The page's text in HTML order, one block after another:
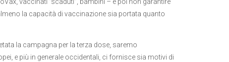
la capacità di vaccinazione sia portata quanto
la campagna per la terza dose, saremo
e più in generale occidentali, ci fornisce sia motivi di